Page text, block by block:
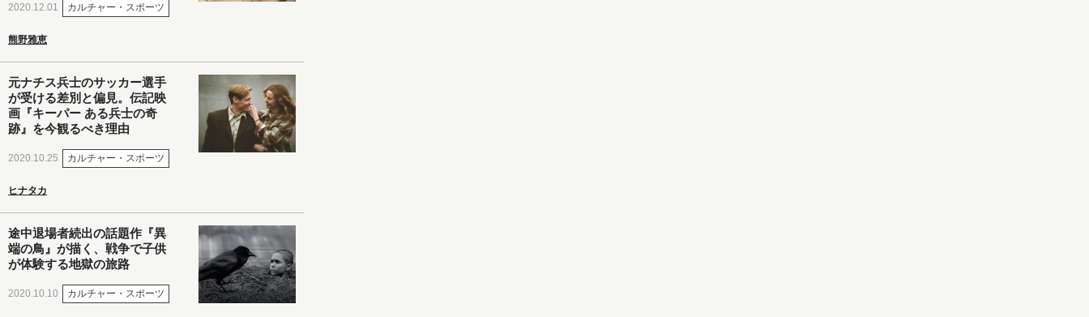
2020.12.01 カルチャー・スポーツ
熊野雅恵
元ナチス兵士のサッカー選手
が受ける差別と偏見。伝記映
画『キーパー ある兵士の奇
跡』を今観るべき理由
2020.10.25 カルチャー・スポーツ
ヒナタカ
途中退場者続出の話題作『異
端の鳥』が描く、戦争で子供
が体験する地獄の旅路
2020.10.10 カルチャー・スポーツ